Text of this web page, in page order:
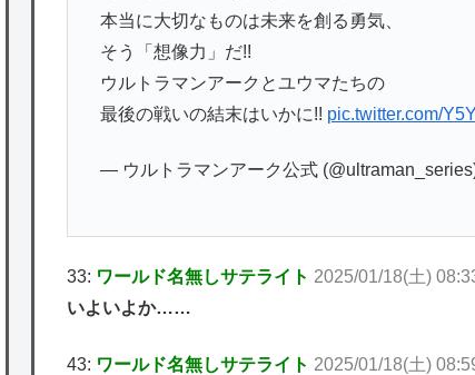
本当に大切なものは未来を創る勇気、
そう「想像力」だ!!
ウルトラマンアークとユウマたちの
最後の戦いの結末はいかに!! pic.twitter.com/
— ウルトラマンアーク公式
33: ワールド名無しサテライト 2025/01/18(土)
いよいよか……
43: ワールド名無しサテライト 2025/01/18(土)